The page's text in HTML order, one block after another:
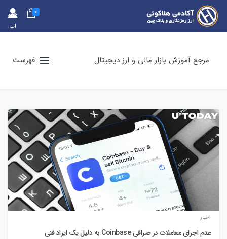
حس
اب
0
مرجع آموزش بازار مالی و ارز دیجیتال فهرست
اخبار
عدم اجرای معاملات در صرافی Coinbase به دلیل یک ایراد فنی